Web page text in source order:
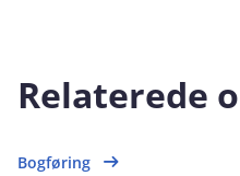
Relaterede
Bogføring